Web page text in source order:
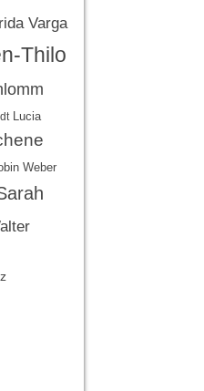
Varga
Thilo
Lucia
Weber